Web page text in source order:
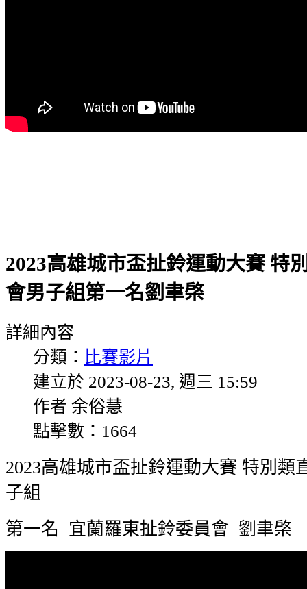
2023高雄城市盃扯鈴運動大賽 特
會男子組第一名劉聿棨
詳細內容
分類： 比賽影片
建立於 2023-08-23, 週三 15:59
作者 余俗慧
點擊數：1664
2023高雄城市盃扯鈴運動大賽 特別類
子組
第一名 宜蘭羅東扯鈴委員會 劉聿棨